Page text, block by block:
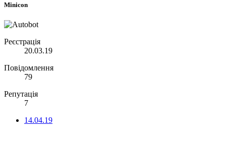
Minicon
Реєстрація
20.03.19
Повідомлення
79
Репутація
7
14.04.19